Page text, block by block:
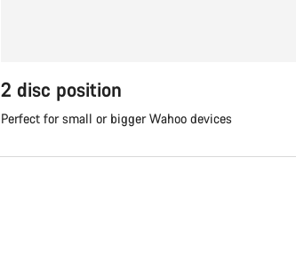
2 disc position
Perfect for small or bigger Wahoo devices